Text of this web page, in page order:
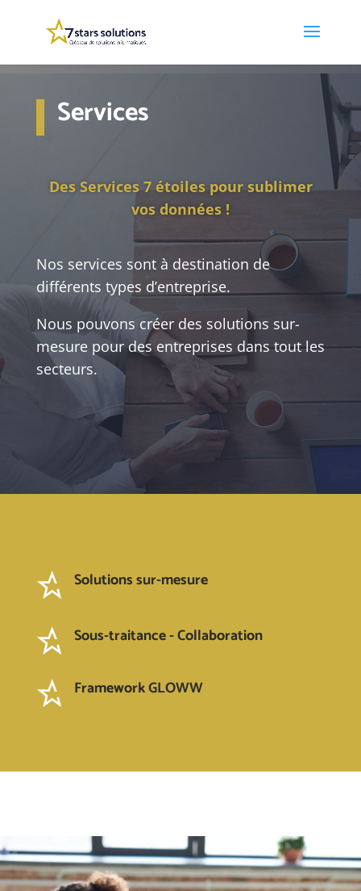
Services
Des Services 7 étoiles pour sublimer
vos données !
Nos services sont à destination de
différents types d’entreprise.
Nous pouvons créer des solutions sur-
mesure pour des entreprises dans tout les
secteurs.
Solutions sur-mesure
Sous-traitance - Collaboration
Framework GLOWW